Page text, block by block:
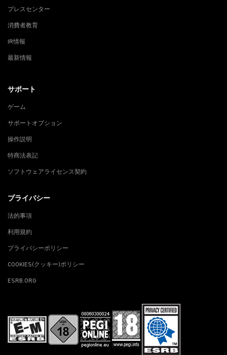
プレスセンター
消費者教育
IR情報
最新情報
サポート
ゲーム
サポートオプション
操作説明
特商法表記
ソフトウェアライセンス契約
プライバシー
法的事項
利用規約
プライバシーポリシー
COOKIES(クッキー)ポリシー
ESRB.ORG